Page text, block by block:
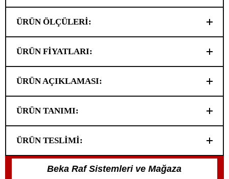
ÜRÜN ÖLÇÜLERİ:
ÜRÜN FİYATLARI:
ÜRÜN AÇIKLAMASI:
ÜRÜN TANIMI:
ÜRÜN TESLİMİ:
Beka Raf Sistemleri ve Mağaza